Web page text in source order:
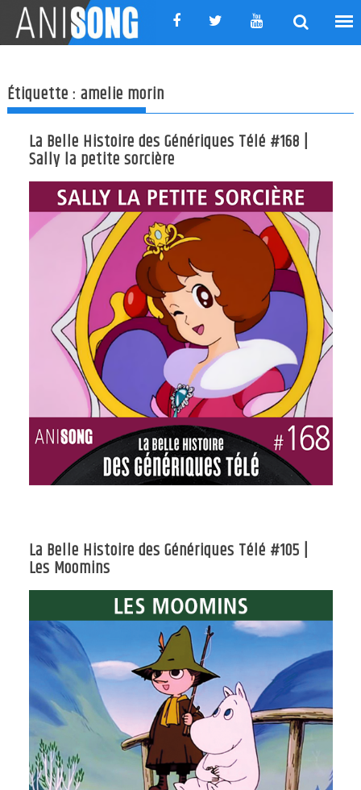
content
Étiquette :amelie morin
La Belle Histoire des Génériques Télé #168 |
Sally la petite sorcière
La Belle Histoire des Génériques Télé #105 |
Les Moomins